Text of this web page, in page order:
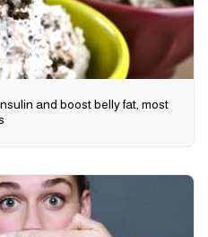
and boost belly fat, most